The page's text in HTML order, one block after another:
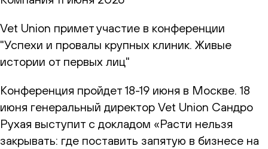
Vet Union примет участие в конференции
"Успехи и провалы крупных клиник. Живые
истории от первых лиц"
Конференция пройдет 18-19 июня в Москве. 18
июня генеральный директор Vet Union Сандро
Рухая выступит с докладом «Расти нельзя
закрывать: где поставить запятую в бизнесе на